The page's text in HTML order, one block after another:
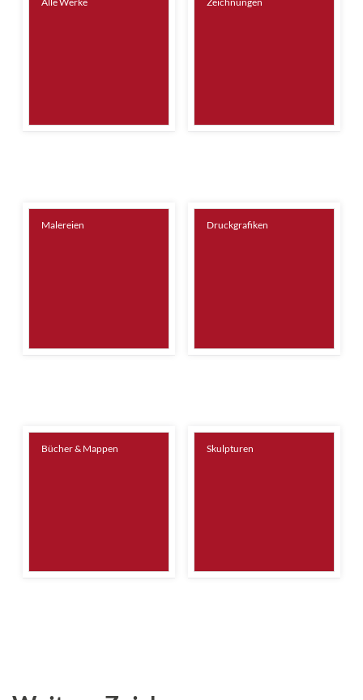
Malereien Druckgrafiken
Bücher & Mappen Skulpturen